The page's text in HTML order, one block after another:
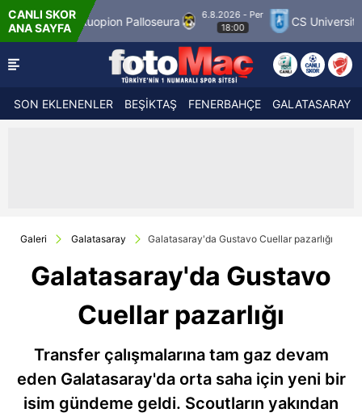
CANLI SKOR
ANA SAYFAPalloseura
6.8.2026 - Per
18:00
CS Universitatea Craiova
SON EKLENENLER BEŞİKTAŞ FENERBAHÇE GALATASARAY
Galeri Galatasaray Galatasaray'da Gustavo Cuellar pazarlığı
Galatasaray'da Gustavo
Cuellar pazarlığı
Transfer çalışmalarına tam gaz devam
eden Galatasaray'da orta saha için yeni bir
isim gündeme geldi. Scoutların yakından